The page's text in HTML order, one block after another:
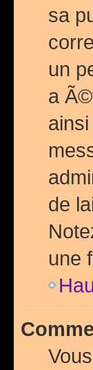
sa
un
a
de
une